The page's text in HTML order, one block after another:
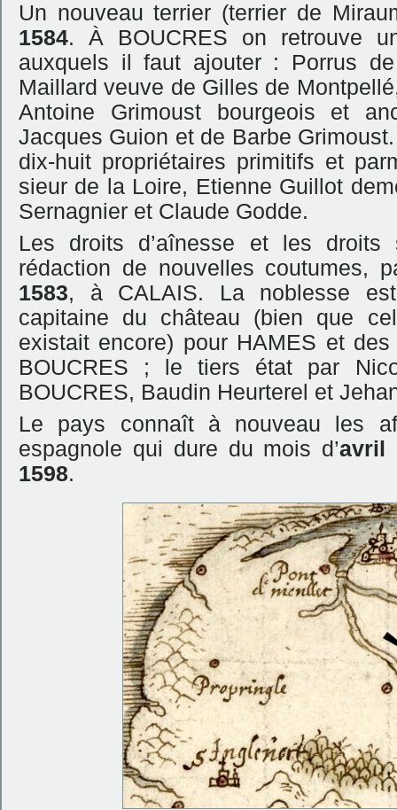
Un nouveau terrier (terrier de
1584. À BOUCRES on retrouve
auxquels il faut ajouter : Porrus
Maillard veuve de Gilles de
Antoine Grimoust bourgeois et
Jacques Guion et de Barbe
dix-huit propriétaires primitifs et
sieur de la Loire, Etienne Guillot
Sernagnier et Claude Godde.
Les droits d’aînesse et les droits
rédaction de nouvelles coutumes,
1583, à CALAIS. La noblesse
capitaine du château (bien que
existait encore) pour HAMES et
BOUCRES ; le tiers état par
BOUCRES, Baudin Heurterel et
Le pays connaît à nouveau les
espagnole qui dure du mois d’avril
1598.